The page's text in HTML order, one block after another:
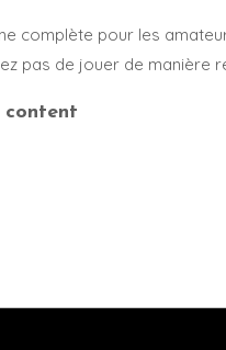
complète pour les
pas de jouer de manière
content